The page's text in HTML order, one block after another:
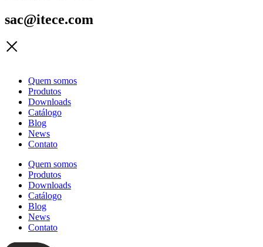
sac@itece.com
Quem somos
Produtos
Downloads
Catálogo
Blog
News
Contato
Quem somos
Produtos
Downloads
Catálogo
Blog
News
Contato